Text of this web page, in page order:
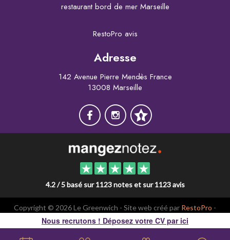
restaurant bord de mer Marseille
RestoPro avis
Adresse
142 Avenue Pierre Mendès France
13008 Marseille
4.2 / 5 basé sur 1123 notes et sur 1123 avis
Copyright © 2026 Le Greenwich - Site web créé par RestoPro -
mentions légales-Brasero
Nous recrutons ! Déposez votre CV par ici